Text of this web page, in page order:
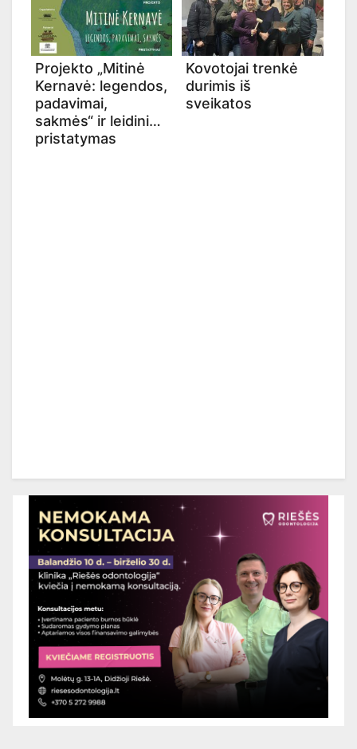
Projekto „Mitinė
Kernavė: legendos,
padavimai,
sakmės“ ir leidinio
pristatymas
Kovotojai trenkė
durimis iš
sveikatos